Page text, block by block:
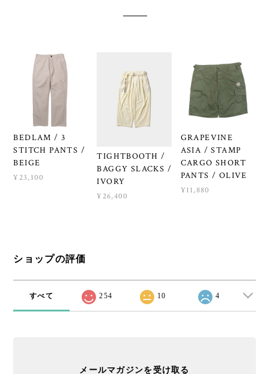
BEDLAM / 3
STITCH PANTS /
BEIGE
¥23,100
TIGHTBOOTH /
BAGGY SLACKS /
IVORY
¥26,400
GRAPEVINE
ASIA / STAMP
CARGO SHORT
PANTS / OLIVE
¥11,880
ショップの評価
すべて 254 10 4
メールマガジンを受け取る